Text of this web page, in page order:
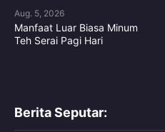
Aug. 5, 2026
Manfaat Luar Biasa Minum
Teh Serai Pagi Hari
Berita Seputar: